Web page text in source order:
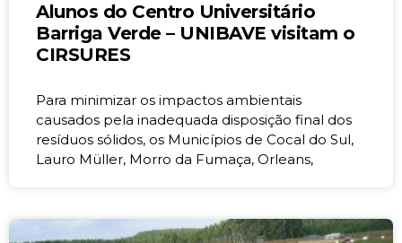
Alunos do Centro Universitário
Barriga Verde – UNIBAVE visitam o
CIRSURES
Para minimizar os impactos ambientais
causados pela inadequada disposição final dos
resíduos sólidos, os Municípios de Cocal do Sul,
Lauro Müller, Morro da Fumaça, Orleans,